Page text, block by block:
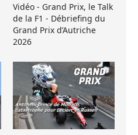
Vidéo - Grand Prix, le Talk
de la F1 - Débriefing du
Grand Prix d’Autriche
2026